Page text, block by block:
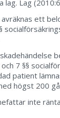
lag. Lag
ett
7 §§
patient
högst 200
inte